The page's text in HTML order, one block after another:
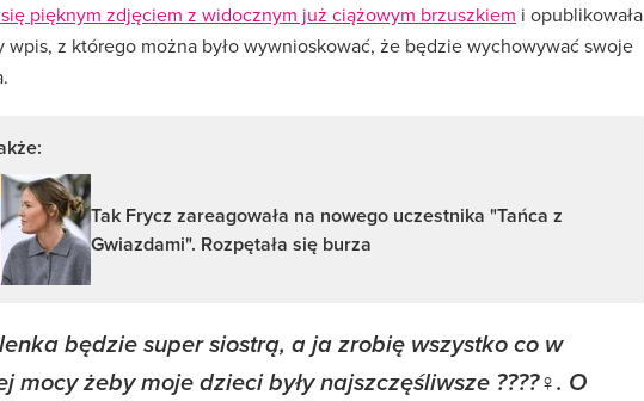
pięknym zdjęciem z widocznym już ciążowym brzuszkiem i opublikowała
wpis, z którego można było wywnioskować, że będzie wychowywać swoje
Tak Frycz zareagowała na nowego uczestnika "Tańca z
Gwiazdami". Rozpętała się burza
będzie super siostrą, a ja zrobię wszystko co w
mocy żeby moje dzieci były najszczęśliwsze ????‍♀️. O